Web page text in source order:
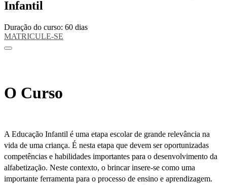
Infantil
Duração do curso: 60 dias
MATRICULE-SE
O Curso
A Educação Infantil é uma etapa escolar de grande relevância na
vida de uma criança. É nesta etapa que devem ser oportunizadas
competências e habilidades importantes para o desenvolvimento da
alfabetização. Neste contexto, o brincar insere-se como uma
importante ferramenta para o processo de ensino e aprendizagem.